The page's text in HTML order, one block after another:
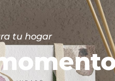
tu hogar